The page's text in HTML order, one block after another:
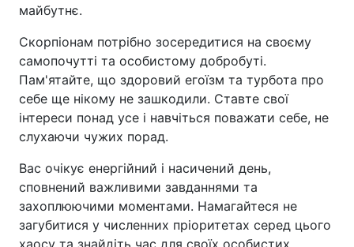
майбутнє.
Скорпіонам потрібно зосередитися на своєму
самопочутті та особистому добробуті.
Пам'ятайте, що здоровий егоїзм та турбота про
себе ще нікому не зашкодили. Ставте свої
інтереси понад усе і навчіться поважати себе, не
слухаючи чужих порад.
Вас очікує енергійний і насичений день,
сповнений важливими завданнями та
захоплюючими моментами. Намагайтеся не
загубитися у численних пріоритетах серед цього
хаосу та знайдіть час для своїх особистих